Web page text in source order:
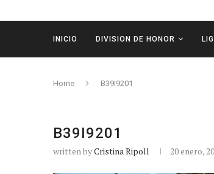
INICIO DIVISION DE HONOR
Home B39I9201
B39I9201
written byCristina Ripoll 20 enero,